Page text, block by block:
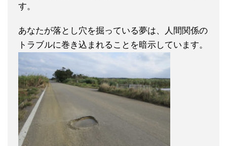
す。
あなたが落とし穴を掘っている夢は、人間関係の
トラブルに巻き込まれることを暗示しています。